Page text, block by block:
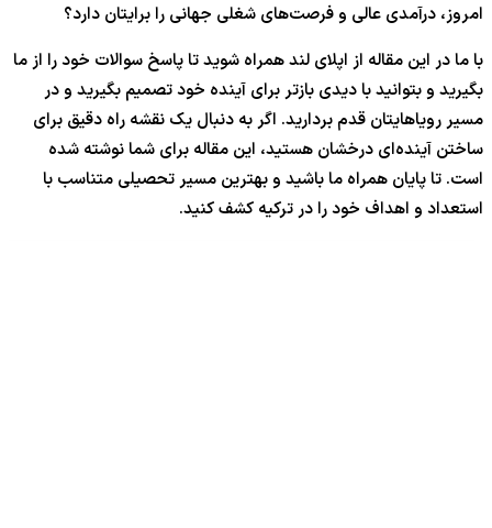
امروز، درآمدی عالی و فرصت‌های شغلی جهانی را برایتان دارد؟
با ما در این مقاله از اپلای لند همراه شوید تا پاسخ سوالات خود را از ما
بگیرید و بتوانید با دیدی بازتر برای آینده خود تصمیم بگیرید و در
مسیر رویاهایتان قدم بردارید. اگر به دنبال یک نقشه راه دقیق برای
ساختن آینده‌ای درخشان هستید، این مقاله برای شما نوشته شده
است. تا پایان همراه ما باشید و بهترین مسیر تحصیلی متناسب با
استعداد و اهداف خود را در ترکیه کشف کنید.